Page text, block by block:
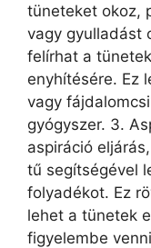
tüneteket okoz,
vagy gyulladást
felírhat a tünetek
enyhítésére. Ez
vagy
gyógyszer. 3.
aspiráció
tű segítségével
folyadékot. Ez
lehet a tünetek
figyelembe